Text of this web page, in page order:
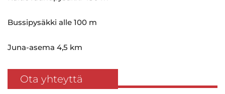
Bussipysäkki alle 100 m
Juna-asema 4,5 km
Ota yhteyttä